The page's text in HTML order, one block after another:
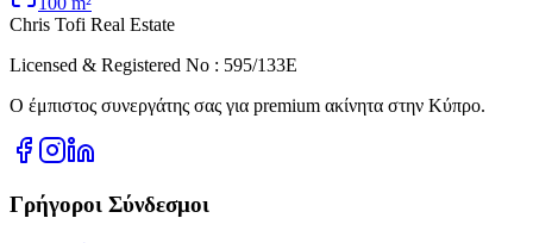
Chris Tofi Real Estate
Licensed & Registered No : 595/133E
Ο έμπιστος συνεργάτης σας για premium ακίνητα στην Κύπρο.
Γρήγοροι Σύνδεσμοι